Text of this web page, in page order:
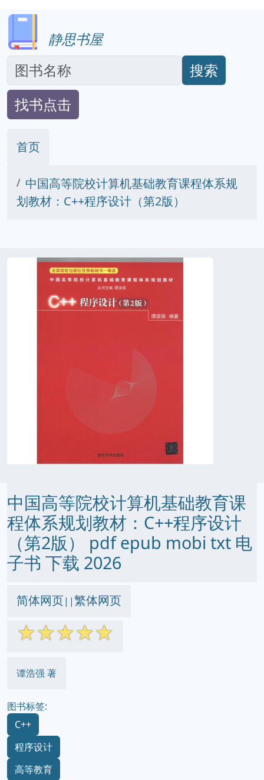
静思书屋
搜索
找书点击
首页
中国高等院校计算机基础教育课程体系规
划教材：C++程序设计（第2版）
中国高等院校计算机基础教育课
程体系规划教材：C++程序设计
（第2版） pdf epub mobi txt 电
子书 下载 2026
简体网页||繁体网页
☆☆☆☆☆
谭浩强 著
图书标签:
C++
程序设计
高等教育